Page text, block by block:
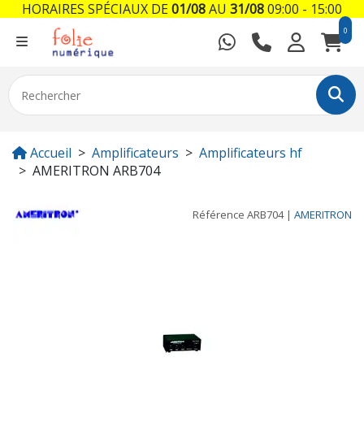
0
Accueil Amplificateurs
Amplificateurs hf
AMERITRON ARB704
Référence ARB704| AMERITRON
HORAIRES SPÉCIAUX DE01/08AU 31/0809:00 - 15:00